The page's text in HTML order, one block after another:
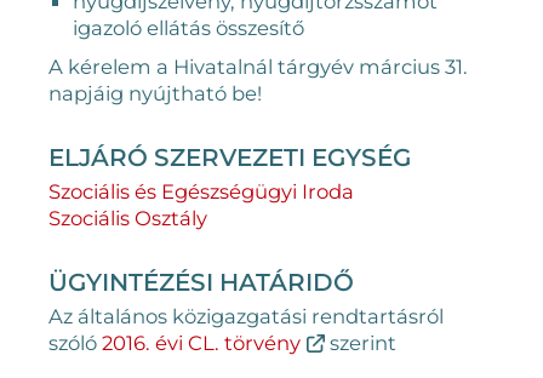
igazoló ellátás összesítő
A kérelem a Hivatalnál tárgyév március 31.
napjáig nyújtható be!
ELJÁRÓ SZERVEZETI EGYSÉG
Szociális és Egészségügyi Iroda
Szociális Osztály
ÜGYINTÉZÉSI HATÁRIDŐ
Az általános közigazgatási rendtartásról
szóló 2016. évi CL. törvény szerint